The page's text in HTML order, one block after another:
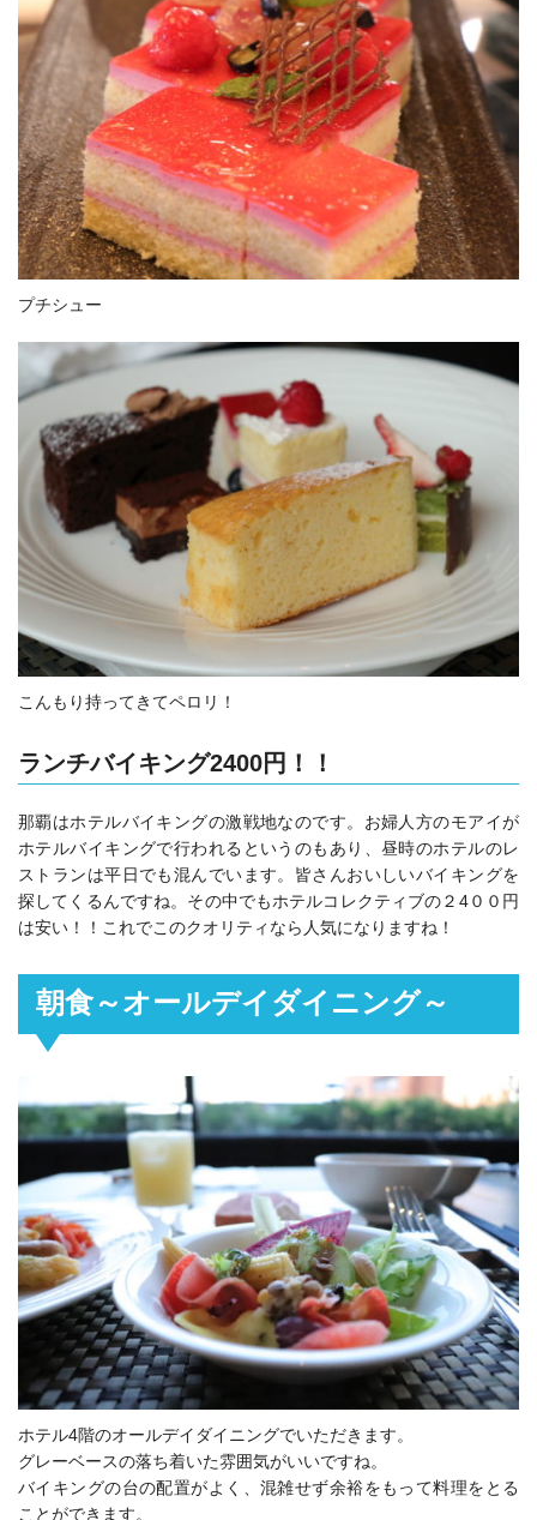
プチシュー
こんもり持ってきてペロリ！
ランチバイキング2400円！！
那覇はホテルバイキングの激戦地なのです。お婦人方のモアイが
ホテルバイキングで行われるというのもあり、昼時のホテルのレ
ストランは平日でも混んでいます。皆さんおいしいバイキングを
探してくるんですね。その中でもホテルコレクティブの２4００円
は安い！！これでこのクオリティなら人気になりますね！
朝食～オールデイダイニング～
ホテル4階のオールデイダイニングでいただきます。
グレーベースの落ち着いた雰囲気がいいですね。
バイキングの台の配置がよく、混雑せず余裕をもって料理をとる
ことができます。